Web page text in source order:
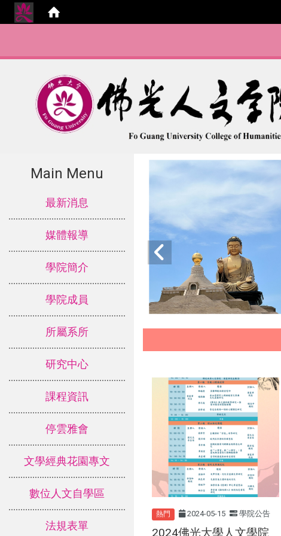
Main Menu
最新消息
媒體報導
學院簡介
學院成員
所屬系所
研究中心
課程資訊
停雲雅會
文學經典花園專文
數位人文自學區
法規表單
熱門 2024-05-15 學院公告
2024佛光大學人文學院